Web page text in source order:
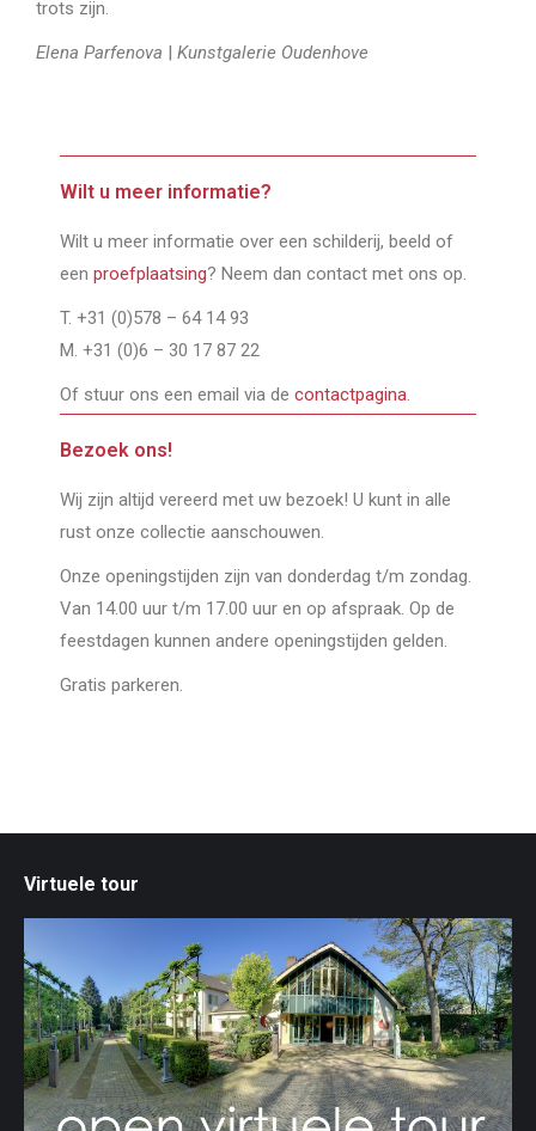
trots zijn.
Elena Parfenova | Kunstgalerie Oudenhove
Wilt u meer informatie?
Wilt u meer informatie over een schilderij, beeld of
een proefplaatsing? Neem dan contact met ons op.
T. +31 (0)578 – 64 14 93
M. +31 (0)6 – 30 17 87 22
Of stuur ons een email via de contactpagina.
Bezoek ons!
Wij zijn altijd vereerd met uw bezoek! U kunt in alle
rust onze collectie aanschouwen.
Onze openingstijden zijn van donderdag t/m zondag.
Van 14.00 uur t/m 17.00 uur en op afspraak. Op de
feestdagen kunnen andere openingstijden gelden.
Gratis parkeren.
Virtuele tour